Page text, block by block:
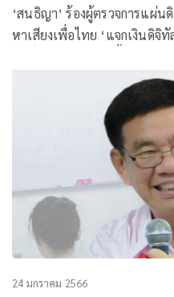
‘สนธิญา’ ร้องผู้ตรวจการแผ่
หาเสียงเพื่อไทย ‘แจกเงินดิจิ
24 มกราคม 2566